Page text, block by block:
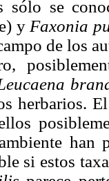
sólo se
y Faxonia
de los
herbarios.
han
si estos